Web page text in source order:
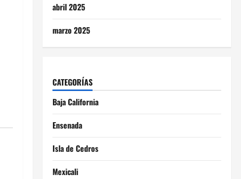
abril 2025
marzo 2025
CATEGORÍAS
Baja California
Ensenada
Isla de Cedros
Mexicali